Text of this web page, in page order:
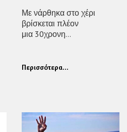
Με νάρθηκα στο χέρι
βρίσκεται πλέον
μια 30χρονη...
Περισσότερα...